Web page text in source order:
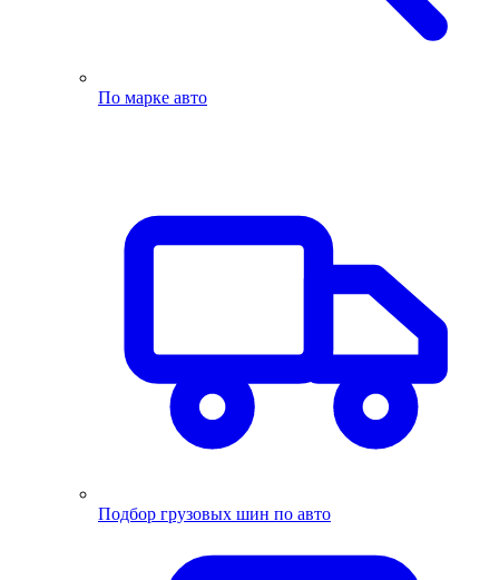
По марке авто
Подбор грузовых шин по авто